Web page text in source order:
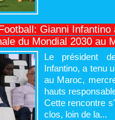
Gianni
du Mondial 2030 au
Le président
Infantino, a tenu
au Maroc,
hauts
Cette rencontre
clos, loin de la...